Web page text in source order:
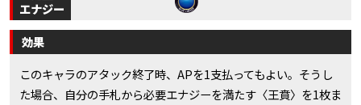
エナジー
効果
このキャラのアタック終了時、APを1支払ってもよい。そうし
た場合、自分の手札から必要エナジーを満たす〈王賁〉を1枚ま